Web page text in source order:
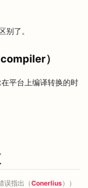
了。
）
平台上编译转换的时
误指出（Conerlius））